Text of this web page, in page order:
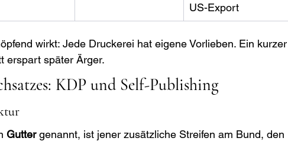
US-Export
wirkt: Jede Druckerei hat eigene Vorlieben. Ein kurzer
erspart später Ärger.
KDP und Self-Publishing
Gutter genannt, ist jener zusätzliche Streifen am Bund, den